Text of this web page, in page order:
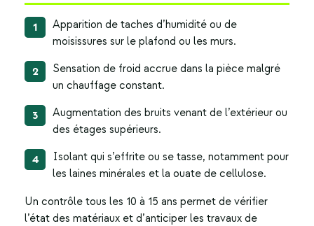
Apparition de taches d’humidité ou de
moisissures sur le plafond ou les murs.
Sensation de froid accrue dans la pièce malgré
un chauffage constant.
Augmentation des bruits venant de l’extérieur ou
des étages supérieurs.
Isolant qui s’effrite ou se tasse, notamment pour
les laines minérales et la ouate de cellulose.
Un contrôle tous les 10 à 15 ans permet de vérifier
l’état des matériaux et d’anticiper les travaux de